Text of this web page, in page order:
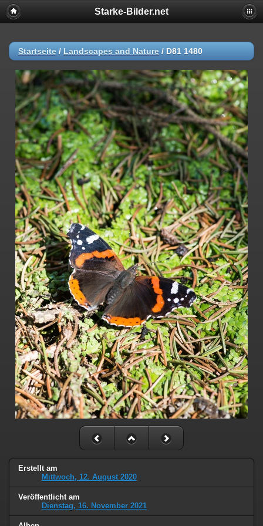
Starke-Bilder.net
Startseite / Landscapes and Nature / D81 1480
Erstellt am
Mittwoch, 12. August 2020
Veröffentlicht am
Dienstag, 16. November 2021